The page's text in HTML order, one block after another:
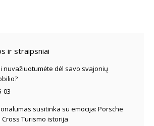
ir straipsniai
nuvažiuotumėte dėl savo svajonių
03
susitinka su emocija: Porsche
Cross Turismo istorija